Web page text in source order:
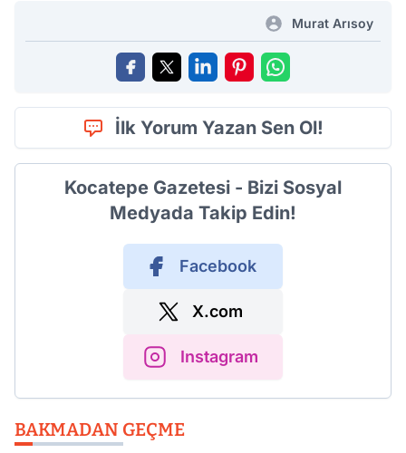
Murat Arısoy
İlk Yorum Yazan Sen Ol!
Kocatepe Gazetesi - Bizi Sosyal
Medyada Takip Edin!
Facebook
X.com
Instagram
BAKMADAN GEÇME